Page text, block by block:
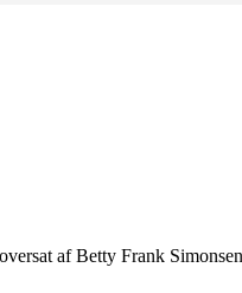
af Betty Frank